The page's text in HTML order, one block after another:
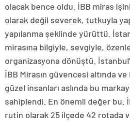
olacak bence oldu. İBB miras
olarak değil severek, tutkuyla
yapılanma şeklinde yürüttü.
mirasına bilgiyle, sevgiyle,
organizasyona dönüştü.
İBB Mirasın güvencesi altında
güzel insanları aslında bu
sahiplendi. En önemli değer bu.
rutin olarak 25 ilçede 42 rotada